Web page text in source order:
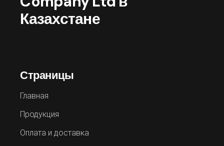
Казахстане
Страницы
Главная
Продукция
Оплата и доставка